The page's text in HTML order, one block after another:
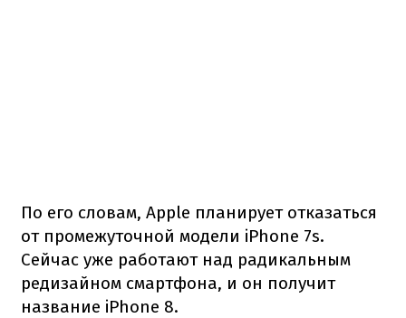
По его словам, Apple планирует отказаться
от промежуточной модели iPhone 7s.
Сейчас уже работают над радикальным
редизайном смартфона, и он получит
название iPhone 8.